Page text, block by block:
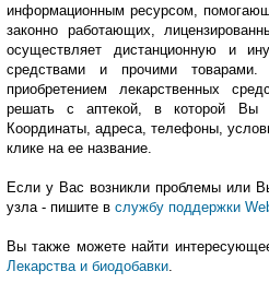
информационным ресурсом,
законно работающих,
осуществляет дистанционную и
средствами и прочими
приобретением лекарственных
решать с аптекой, в которой Вы
Координаты, адреса, телефоны,
клике на ее название.
Если у Вас возникли проблемы или
узла - пишите в службу поддержки
Вы также можете найти
Лекарства и биодобавки